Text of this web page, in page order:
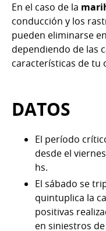
En el caso de la
conducción y los
pueden eliminarse
dependiendo de las
características de tu
DATOS
El período
desde el
hs.
El sábado se
quintuplica la
positivas
en siniestros